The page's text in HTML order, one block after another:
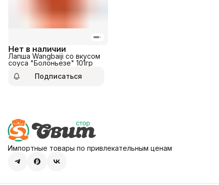
Нет в наличии
Лапша Wangbaiji со вкусом
соуса "Болоньезе" 101гр
Подписаться
Импортные товары по привлекательным ценам